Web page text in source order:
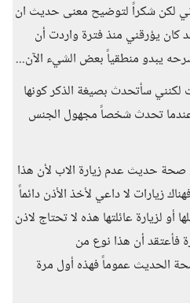
لكن شكراً لتوضيح معنى حديث ان
كان يؤرقني منذ فترة واردت أن
يبدو منطقياً بعض الشيء الآن...
لكنني سأتحدث بصيغة الذكر كونها
تحدث شخصاً مجهول الجنس
صحة حديث عدم زيارة الاب لأن هذا
زيارات لا داعي لأخذ الأذن دائماً
أو لزيارة عائلتها هذه لا تحتاج لاذن
فأعتقد أن هذا نوع من
الحديث عموماً فهذه أول مرة